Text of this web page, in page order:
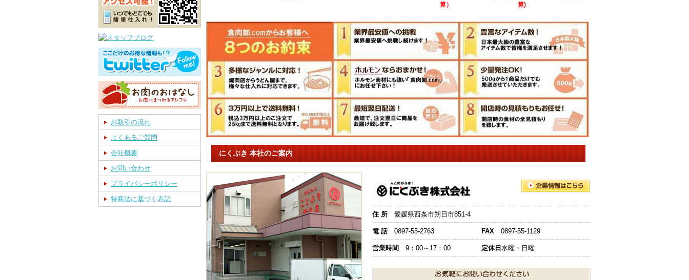
お取引の流れ
よくあるご質問
会社概要
お問い合わせ
プライバシーポリシー
特商法に基づく表記
算）
算)
にくぶき 本社のご案内
住 所 愛媛県西条市朔日市851-4
電 話0897-55-2763 FAX 0897-55-1129
営業時間 9：00～17：00 定休日 水曜・日曜